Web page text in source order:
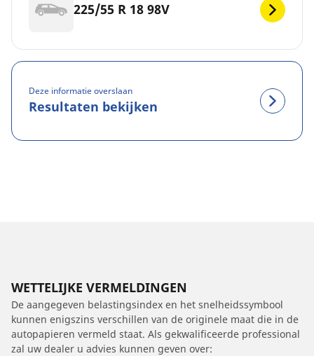
225/55 R 18 98V
Deze informatie overslaan
Resultaten bekijken
WETTELIJKE VERMELDINGEN
De aangegeven belastingsindex en het snelheidssymbool
kunnen enigszins verschillen van de originele maat die in de
autopapieren vermeld staat. Als gekwalificeerde professional
zal uw dealer u advies kunnen geven over: